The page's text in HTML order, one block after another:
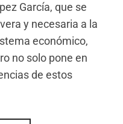
García, que se
y necesaria a la
económico,
no solo pone en
de estos